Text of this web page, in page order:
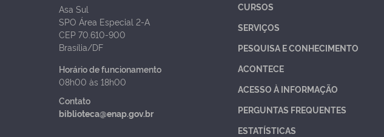
Asa Sul
SPO Área Especial 2-A
CEP 70.610-900
Brasília/DF
Horário de funcionamento
08h00 às 18h00
Contato
biblioteca@enap.gov.br
CURSOS
SERVIÇOS
PESQUISA E CONHECIMENTO
ACONTECE
ACESSO À INFORMAÇÃO
PERGUNTAS FREQUENTES
ESTATÍSTICAS